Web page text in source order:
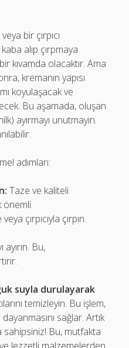
bir çırpıcı
alıp çırpmaya
bir kıvamda olacaktır. Ama
kremanın yapısı
koyulaşacak ve
Bu aşamada, oluşan
ayırmayı unutmayın.
adımları:
Taze ve kaliteli
önemli.
çırpıcıyla çırpın.
ayırın. Bu,
suyla durulayarak
temizleyin. Bu işlem,
sağlar. Artık
sahipsiniz! Bu, mutfakta